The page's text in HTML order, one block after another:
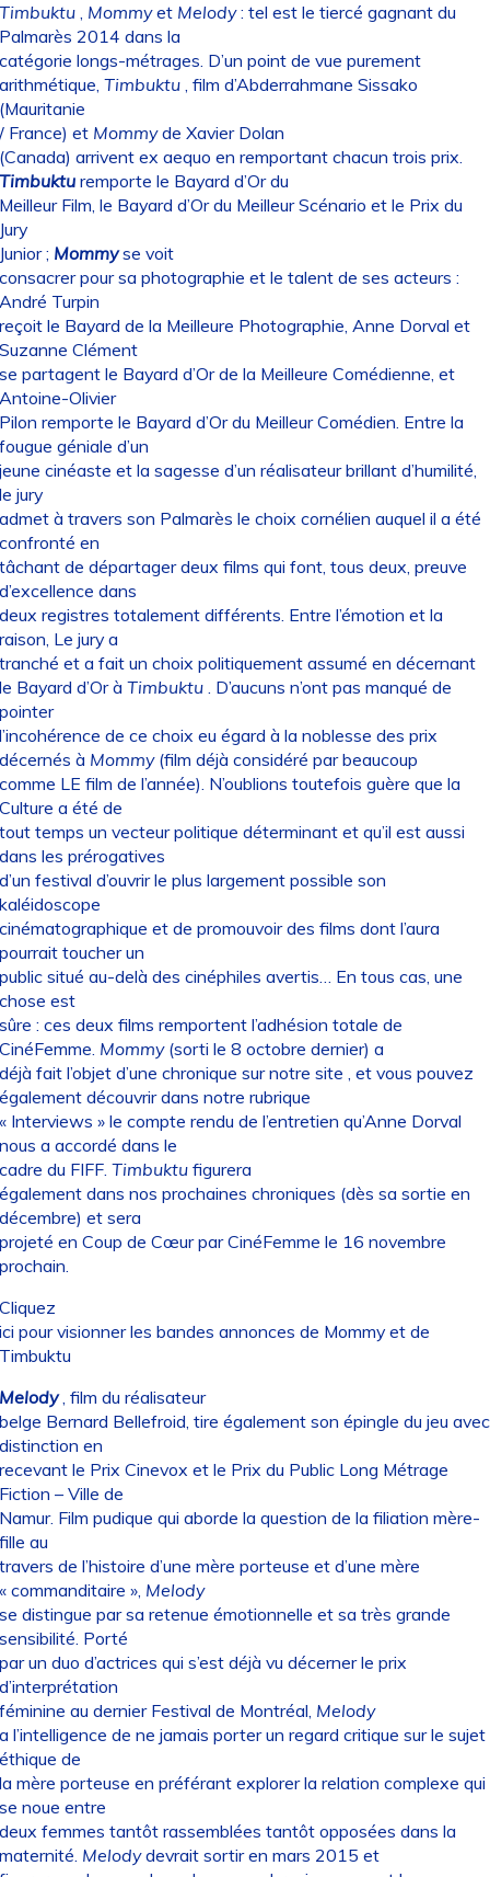
, Mommyet Melody: tel est le tiercé gagnant du
2014 dans la
longs-métrages. D’un point de vue purement
Timbuktu, film d’Abderrahmane Sissako
France) et Mommyde Xavier Dolan
arrivent ex aequo en remportant chacun trois prix.
remporte le Bayard d’Or du
Film, le Bayard d’Or du Meilleur Scénario et le Prix du
; Mommy se voit
pour sa photographie et le talent de ses acteurs :
Turpin
le Bayard de la Meilleure Photographie, Anne Dorval et
Clément
partagent le Bayard d’Or de la Meilleure Comédienne, et
Olivier
remporte le Bayard d’Or du Meilleur Comédien. Entre la
géniale d’un
cinéaste et la sagesse d’un réalisateur brillant d’humilité,
jury
à travers son Palmarès le choix cornélien auquel il a été
en
de départager deux films qui font, tous deux, preuve
dans
registres totalement différents. Entre l’émotion et la
Le jury a
et a fait un choix politiquement assumé en décernant
Bayard d’Or à Timbuktu. D’aucuns n’ont pas manqué de
de ce choix eu égard à la noblesse des prix
à Mommy(film déjà considéré par beaucoup
LE film de l’année). N’oublions toutefois guère que la
a été de
temps un vecteur politique déterminant et qu’il est aussi
les prérogatives
festival d’ouvrir le plus largement possible son
et de promouvoir des films dont l’aura
toucher un
situé au-delà des cinéphiles avertis… En tous cas, une
est
: ces deux films remportent l’adhésion totale de
Mommy(sorti le 8 octobre dernier) a
fait l’objet d’une chronique sur notre site , et vous pouvez
découvrir dans notre rubrique
Interviews » le compte rendu de l’entretien qu’Anne Dorval
a accordé dans le
du FIFF. Timbuktufigurera
dans nos prochaines chroniques (dès sa sortie en
et sera
en Coup de Cœur par CinéFemme le 16 novembre
pour visionner les bandes annonces de Mommyet de
, film du réalisateur
Bernard Bellefroid, tire également son épingle du jeu avec
en
le Prix Cinevox et le Prix du Public Long Métrage
– Ville de
Film pudique qui aborde la question de la filiation mère-
au
de l’histoire d’une mère porteuse et d’une mère
commanditaire », Melody
distingue par sa retenue émotionnelle et sa très grande
Porté
un duo d’actrices qui s’est déjà vu décerner le prix
au dernier Festival de Montréal, Melody
l’intelligence de ne jamais porter un regard critique sur le sujet
de
mère porteuse en préférant explorer la relation complexe qui
noue entre
femmes tantôt rassemblées tantôt opposées dans la
Melodydevrait sortir en mars 2015 et